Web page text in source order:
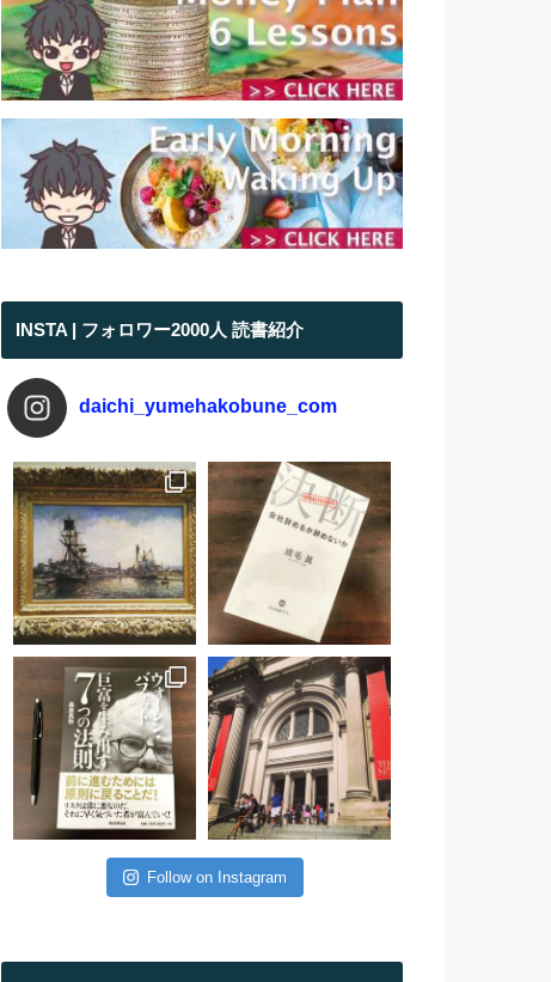
INSTA | フォロワー2000人 読書紹介
daichi_yumehakobune_com
Follow on Instagram